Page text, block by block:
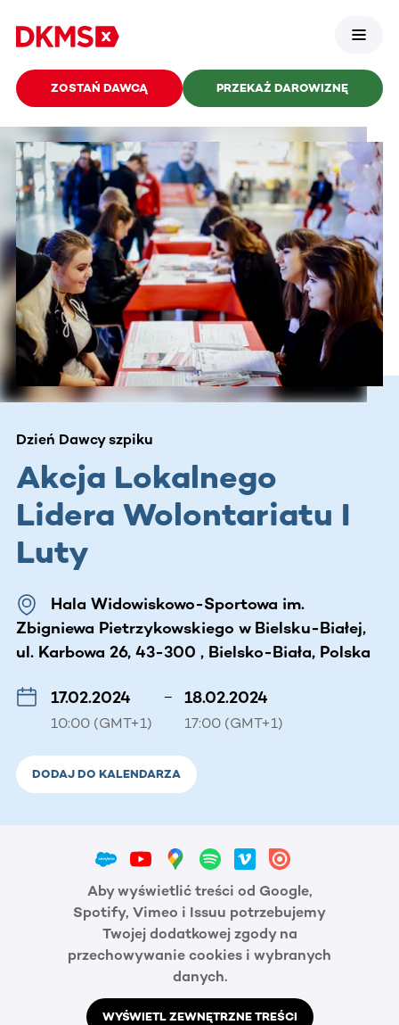
ZOSTAŃ DAWCĄ PRZEKAŻ DAROWIZNĘ
Dzień Dawcy szpiku
Akcja Lokalnego
Lidera Wolontariatu I
Luty
Hala Widowiskowo-Sportowa im.
Zbigniewa Pietrzykowskiego w Bielsku-Białej,
ul. Karbowa 26, 43-300 , Bielsko-Biała, Polska
17.02.2024
10:00 (GMT+1)
– 18.02.2024
17:00 (GMT+1)
DODAJ DO KALENDARZA
Aby wyświetlić treści od Google,
Spotify, Vimeo i Issuu potrzebujemy
Twojej dodatkowej zgody na
przechowywanie cookies i wybranych
danych.
WYŚWIETL ZEWNĘTRZNE TREŚCI